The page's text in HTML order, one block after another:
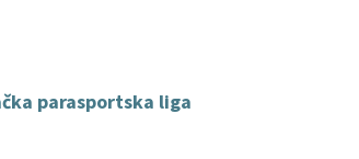
parasportska liga